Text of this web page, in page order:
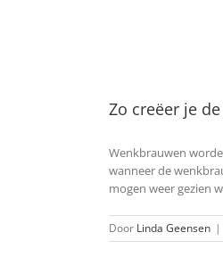
Zo creëer je
Wenkbrauwen
wanneer de
mogen weer gezien
Door Linda Geensen |